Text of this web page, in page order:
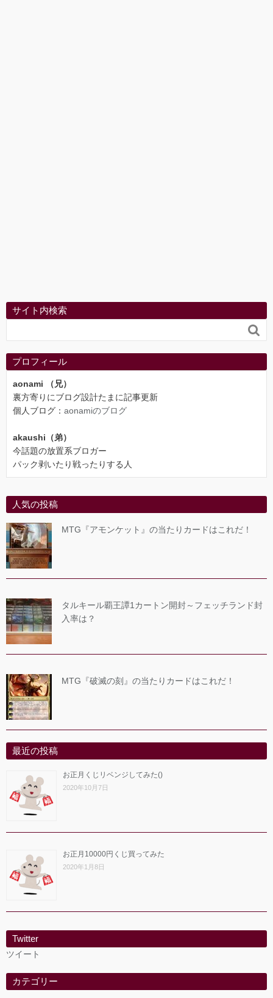
サイト内検索

プロフィール
aonami （兄）
裏方寄りにブログ設計たまに記事更新
個人ブログ： aonamiのブログ
akaushi（弟）
今話題の放置系ブロガー
パック剥いたり戦ったりする人
人気の投稿
MTG『アモンケット』の当たりカードはこれだ！
タルキール覇王譚1カートン開封～フェッチランド封
入率は？
MTG『破滅の刻』の当たりカードはこれだ！
最近の投稿
お正月くじリベンジしてみた()
2020年10月7日
お正月10000円くじ買ってみた
2020年1月8日
Twitter
ツイート
カテゴリー